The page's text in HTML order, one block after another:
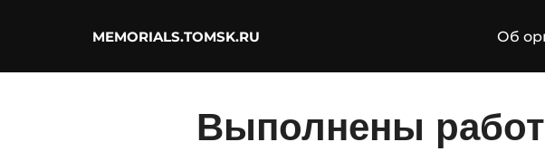
MEMORIALS.TOMSK.RU Об
Выполнены